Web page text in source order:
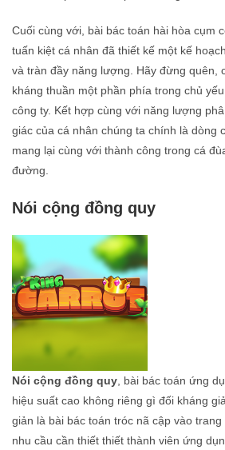
Cuối cùng với, bài bác toán hài hòa cụm
tuấn kiệt cá nhân đã thiết kế một kế
và tràn đầy năng lượng. Hãy đừng quên,
kháng thuần một phần phía trong chủ
công ty. Kết hợp cùng với năng lượng
giác của cá nhân chúng ta chính là dòng
mang lại cùng với thành công trong cá
đường.
Nói cộng đồng quy
Nói cộng đồng quy, bài bác toán ứng
hiệu suất cao không riêng gì đối kháng
giản là bài bác toán tróc nã cập vào
nhu cầu cần thiết thiết thành viên ứng